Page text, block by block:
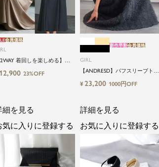
着回しを楽しめる】
身長さん向け】【～4Lサイ
レースブラウス&マーメイド
会員価格
23%OFF
GIRL
【ANDRESD】パフスリーブトッ
プス＆ボリュームスカートセッ
トアップパーティードレス
新作早割会員価格
¥23,200 1000円OFF
細を見る
気に入りに登録する
詳細を見る
お気に入りに登録する